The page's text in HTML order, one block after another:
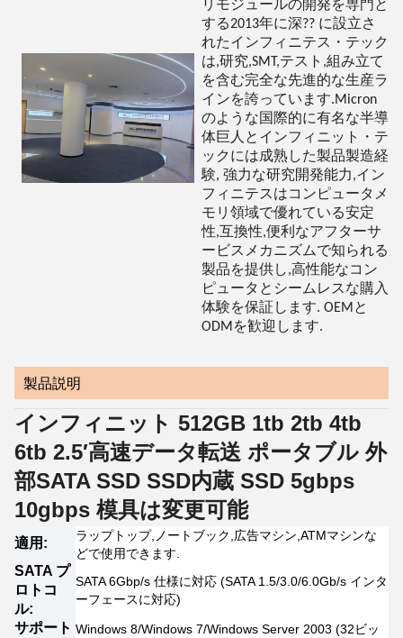
リモジュールの開発を専門と
する2013年に深?? に設立さ
れたインフィニテス・テック
は,研究,SMT,テスト,組み立て
を含む完全な先進的な生産ラ
インを誇っています.Micron
のような国際的に有名な半導
体巨人とインフィニット・テ
ックには成熟した製品製造経
験, 強力な研究開発能力,イン
フィニテスはコンピュータメ
モリ領域で優れている安定
性,互換性,便利なアフターサ
ービスメカニズムで知られる
製品を提供し,高性能なコン
ピュータとシームレスな購入
体験を保証します. OEMと
ODMを歓迎します.
製品説明
インフィニット 512GB 1tb 2tb 4tb
6tb 2.5′高速データ転送 ポータブル 外
部SATA SSD SSD内蔵 SSD 5gbps
10gbps 模具は変更可能
適用:
ラップトップ,ノートブック,広告マシン,ATMマシンな
どで使用できます.
SATA プ
ロトコ
ル:
SATA 6Gbp/s 仕様に対応 (SATA 1.5/3.0/6.0Gb/s インタ
ーフェースに対応)
サポート Windows 8/Windows 7/Windows Server 2003 (32ビッ